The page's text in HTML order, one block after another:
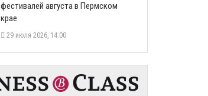
фестивалей августа в Пермском
крае
29 июля 2026, 14:00